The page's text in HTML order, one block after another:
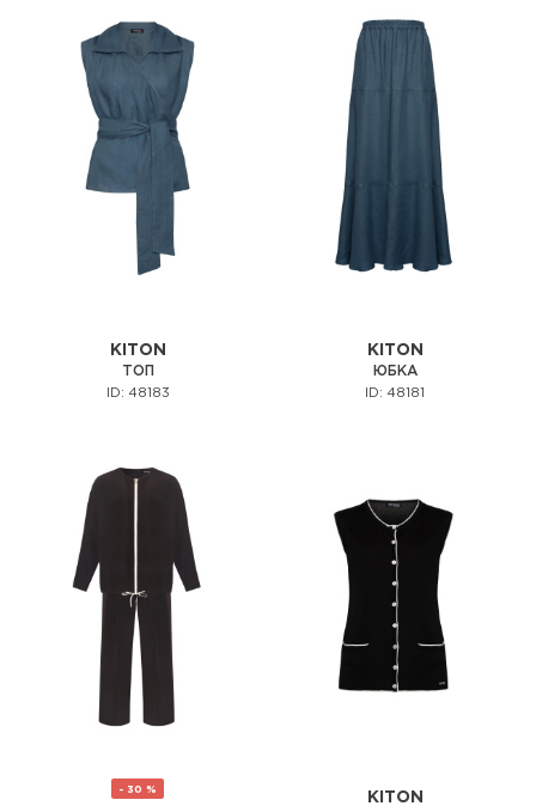
KITON
ТОП
ID: 48183
KITON
ЮБКА
ID: 48181
- 30 %
KITON